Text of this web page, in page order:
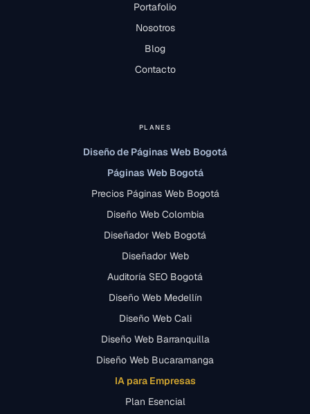
Portafolio
Nosotros
Blog
Contacto
PLANES
Diseño de Páginas Web Bogotá
Páginas Web Bogotá
Precios Páginas Web Bogotá
Diseño Web Colombia
Diseñador Web Bogotá
Diseñador Web
Auditoría SEO Bogotá
Diseño Web Medellín
Diseño Web Cali
Diseño Web Barranquilla
Diseño Web Bucaramanga
IA para Empresas
Plan Esencial